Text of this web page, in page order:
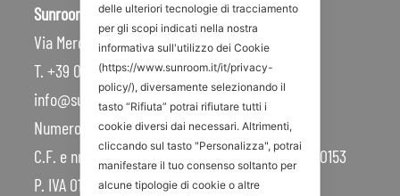
Sunroom S.p.A – Sede Legale
Via Mercadante, 10 – 47841 Cattolica RN – Italy
T. +39 0541 834011
info@sunroom.it
Numero REA RN – 225109
C.F. e nr. iscrizione al Registro Imprese 07879990153
P. IVA 01968830404
delle ulteriori tecnologie di tracciamento
per gli scopi indicati nella nostra
informativa sull'utilizzo dei Cookie
(https://www.sunroom.it/it/privacy-
policy/), diversamente selezionando il
tasto “Rifiuta” potrai rifiutare tutti i
cookie diversi dai necessari. Altrimenti,
cliccando sul tasto "Personalizza", potrai
manifestare il tuo consenso soltanto per
alcune tipologie di cookie o altre